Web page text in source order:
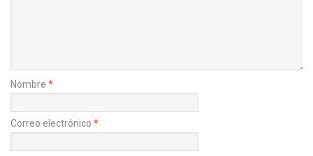
Nombre *
Correo electrónico *